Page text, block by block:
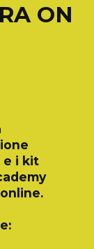
ON
e i kit